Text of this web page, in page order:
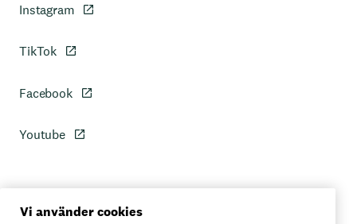
Instagram
TikTok
Facebook
Youtube
Personuppgiftspolicy
Vi använder cookies